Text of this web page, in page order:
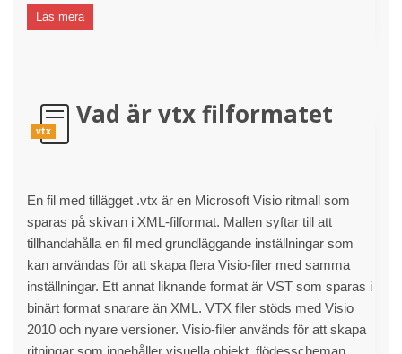
Läs mera
vtx
Vad är vtx filformatet
En fil med tillägget .vtx är en Microsoft Visio ritmall som
sparas på skivan i XML-filformat. Mallen syftar till att
tillhandahålla en fil med grundläggande inställningar som
kan användas för att skapa flera Visio-filer med samma
inställningar. Ett annat liknande format är VST som sparas i
binärt format snarare än XML. VTX filer stöds med Visio
2010 och nyare versioner. Visio-filer används för att skapa
ritningar som innehåller visuella objekt, flödesscheman,